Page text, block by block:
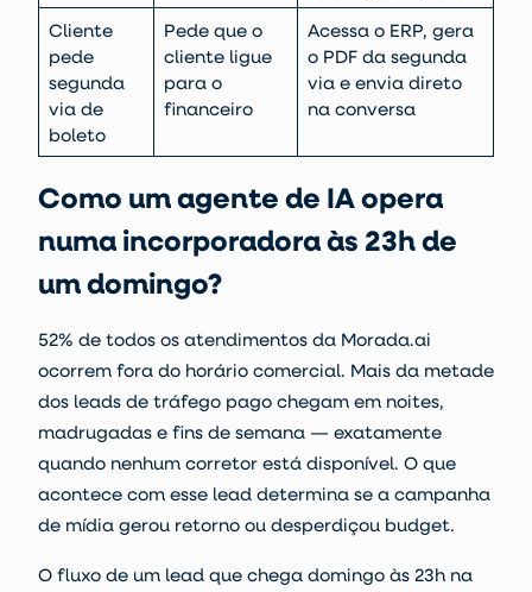
Cliente
pede
segunda
via de
boleto
Pede que o
cliente ligue
para o
financeiro
Acessa o ERP, gera
o PDF da segunda
via e envia direto
na conversa
Como um agente de IA opera
numa incorporadora às 23h de
um domingo?
52% de todos os atendimentos da Morada.ai
ocorrem fora do horário comercial. Mais da metade
dos leads de tráfego pago chegam em noites,
madrugadas e fins de semana — exatamente
quando nenhum corretor está disponível. O que
acontece com esse lead determina se a campanha
de mídia gerou retorno ou desperdiçou budget.
O fluxo de um lead que chega domingo às 23h na